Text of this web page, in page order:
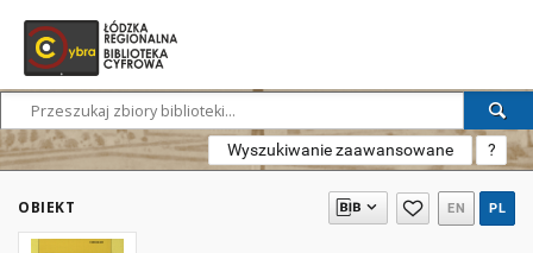
Wyszukiwanie zaawansowane ?
OBIEKT EN PL